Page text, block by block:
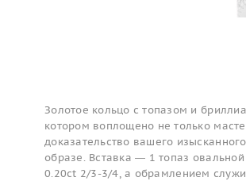
Золотое кольцо с топазом и
котором воплощено не только
доказательство вашего
образе. Вставка — 1 топаз
0.20ct 2/3-3/4, а обрамлением